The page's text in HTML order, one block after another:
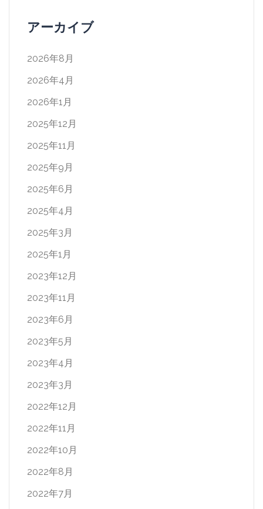
アーカイブ
2026年8月
2026年4月
2026年1月
2025年12月
2025年11月
2025年9月
2025年6月
2025年4月
2025年3月
2025年1月
2023年12月
2023年11月
2023年6月
2023年5月
2023年4月
2023年3月
2022年12月
2022年11月
2022年10月
2022年8月
2022年7月